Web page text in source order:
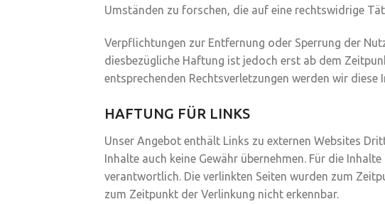
Umständen zu forschen, die auf eine rechtswidrige
Verpflichtungen zur Entfernung oder Sperrung der
diesbezügliche Haftung ist jedoch erst ab dem
entsprechenden Rechtsverletzungen werden wir diese
HAFTUNG FÜR LINKS
Unser Angebot enthält Links zu externen Websites
Inhalte auch keine Gewähr übernehmen. Für die
verantwortlich. Die verlinkten Seiten wurden zum
zum Zeitpunkt der Verlinkung nicht erkennbar.